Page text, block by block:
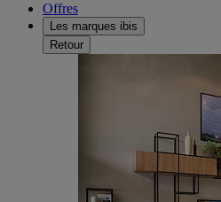
Offres
Les marques ibis
Retour